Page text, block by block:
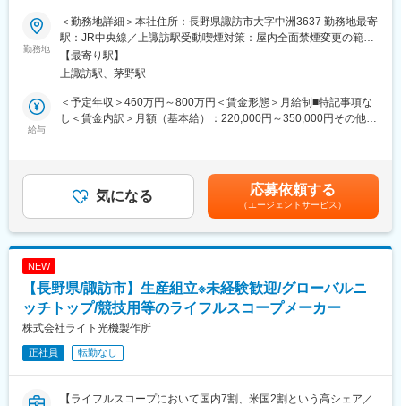
・1LDK／2LDKの家族寮（3～4万円程）、１Kの独身寮（1～3万
円程）で入居可
・フレックス制度あり、年間休日120日以上ｍ有給消化率96%
・中途入社割合は約2割、上級管理職の中途入社割合も約2割なの
※中途入社の方の入社後のアンケートでは、多くが「人間関係が非
常に良く働きやすい」「家族的な雰囲気で一緒になって問題解決
■企業の特徴・魅力：
・ばね開発や生産で培った自慢の技術を応用し続け、国内・世界
トップクラスのシェア製品を多数保有する東証プライム上場メー
カー
∟自動車用懸架ばねはグローバルシェア約25％（世界シェア
・自動車業界頼みにならない幅広い製品ポートフォリオ（半導体
製造装置、データセンター向けコア部品等）で、創立以来80年間
経常赤字なし
変更の範囲：会社の定める業務
グカンパニー】
【職務概要】
ライフルスコープ、双眼鏡の光学設計をご担当いただきます。 精
度・衝撃耐性等、独自のノウハウの詰まった設計を習得して頂
き、企画から開発、量産立ち上げまでの一連の流れを担当しま
す。
緻密な計算・知識をもとに、レンズの形や配置を設計していきま
す。解像度、耐久性、コストのバランスを考えながら、機械・電
気設計者と連携して一つの製品を作るため、幅広い業務を経験で
【製品について】
ライフルスコープは、強い衝撃に耐えうる強度や、動く対象を一
瞬で捉える機構など、精度の高い設計が求められます。また当社
製品は、価格勝負ではなく質にこだわり続けることで、多くのお
客様からの信頼を獲得し、国内シェア7割・米国シェア2割を占め
勤務地
＜勤務地詳細＞本社住所：長野県諏訪市大字中洲3637 勤務地最寄
駅：JR中央線／上諏訪駅受動喫煙対策：屋内全面禁煙変更の範
囲：会社の定める事業所
【最寄り駅】
上諏訪駅、茅野駅
給与
＜予定年収＞460万円～800万円＜賃金形態＞月給制■特記事項な
し＜賃金内訳＞月額（基本給）：220,000円～350,000円その他固
よりご相談させて頂きます。■昇給：年1回（4月） ■賞与：年2回
（7月、12月）※前年度賞与：4.4か月■その他固定手当について設
計開発業務に対する技能手当の支給賃金はあくまでも目安の金額
であり、選考を通じて上下する可能性があります。月給(月額)は固
定手当を含めた表記です。
気になる 応募依頼する
（エージェントサービス）
NEW
【長野県/諏訪市】生産組立※未経験歓迎/グローバルニ
ッチトップ/競技用等のライフルスコープメーカー
株式会社ライト光機製作所
正社員 転勤なし
【ライフルスコープにおいて国内7割、米国2割という高シェア／